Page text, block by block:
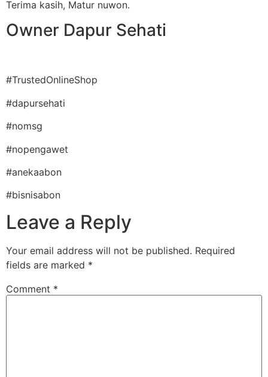
Terima kasih, Matur nuwon.
Owner Dapur Sehati
#TrustedOnlineShop
#dapursehati
#nomsg
#nopengawet
#anekaabon
#bisnisabon
Leave a Reply
Your email address will not be published. Required
fields are marked *
Comment *